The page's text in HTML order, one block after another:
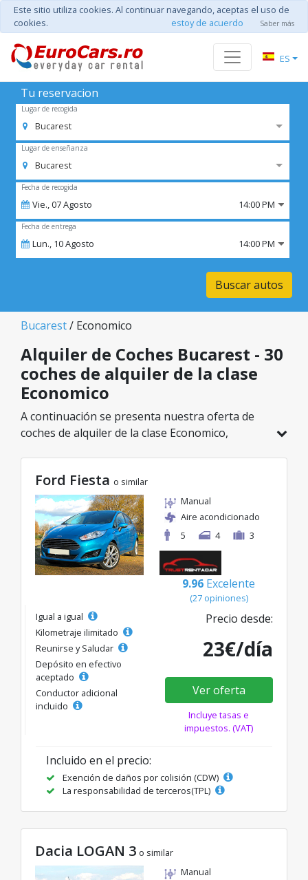
Este sitio utiliza cookies. Al continuar navegando, aceptas el uso de
cookies.
estoy de acuerdo Saber más
ES
Tu reservacion
Lugar de recogida
Bucarest
Lugar de enseñanza
Bucarest
Fecha de recogida
Vie.,07Agosto 14:00 PM
Fecha de entrega
Lun., 10Agosto 14:00 PM
Buscar autos
Bucarest/ Economico
Alquiler de Coches Bucarest - 30
coches de alquiler de la clase
Economico
A continuación se presenta nuestra oferta de
coches de alquiler de la clase Economico,
modelo ideal de la categoría seleccionada, con
tarifas excelentes desde solo 8€/día.
Ford Fiesta o similar
Manual
Aire acondicionado
5
4 3
9.96 Excelente
(27 opiniones)
Igual a igual
Kilometraje ilimitado
Reunirse y Saludar
Depósito en efectivo
aceptado
Conductor adicional
incluido
Precio desde:
23€/día
Ver oferta
Incluye tasas e
impuestos. (VAT)
Incluido en el precio:
Exención de daños por colisión (CDW)
La responsabilidad de terceros(TPL)
Dacia LOGAN 3 o similar
Manual